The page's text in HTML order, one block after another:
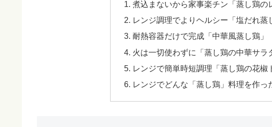
煮込まないから家事楽チン「蒸し鶏の
レンジ調理でよりヘルシー「塩だれ蒸
耐熱容器だけで完成「中華風蒸し鶏」
火は一切使わずに「蒸し鶏の中華サラ
レンジで簡単時短調理「蒸し鶏の花椒
レンジでどんな「蒸し鶏」料理を作っ